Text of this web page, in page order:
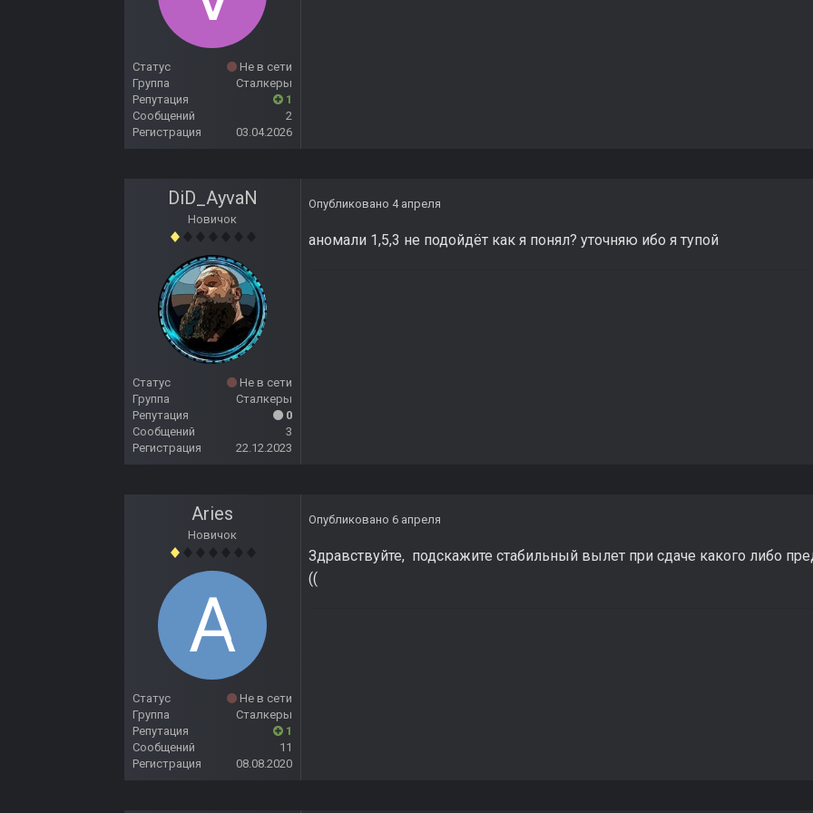
Статус
Не в сети
Группа
Сталкеры
Репутация
1
Сообщений
2
Регистрация
03.04.2026
DiD_AyvaN
Новичок
Статус
Не в сети
Группа
Сталкеры
Репутация
0
Сообщений
3
Регистрация
22.12.2023
Опубликовано 4 апреля
аномали 1,5,3 не подойдёт как я понял? уточняю ибо я тупой
Aries
Новичок
Статус
Не в сети
Группа
Сталкеры
Репутация
1
Сообщений
11
Регистрация
08.08.2020
Опубликовано 6 апреля
Здравствуйте, подскажите стабильный вылет при сдаче какого либо
((